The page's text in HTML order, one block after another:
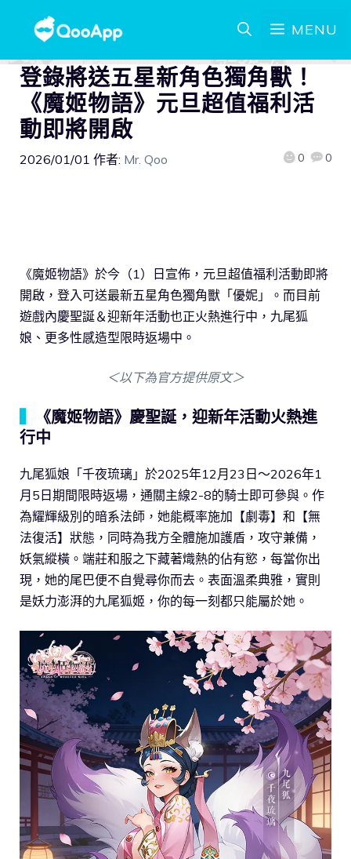
MENU
登錄將送五星新角色獨角獸！
《魔姬物語》元旦超值福利活
動即將開啟
2026/01/01 作者: Mr. Qoo 0 0
《魔姬物語》於今（1）日宣佈，元旦超值福利活動即將
開啟，登入可送最新五星角色獨角獸「優妮」。而目前
遊戲內慶聖誕＆迎新年活動也正火熱進行中，九尾狐
娘、更多性感造型限時返場中。
＜以下為官方提供原文＞
《魔姬物語》慶聖誕，迎新年活動火熱進
行中
九尾狐娘「千夜琉璃」於2025年12月23日～2026年1
月5日期間限時返場，通關主線2-8的騎士即可參與。作
為耀輝級別的暗系法師，她能概率施加【劇毒】和【無
法復活】狀態，同時為我方全體施加護盾，攻守兼備，
妖氣縱橫。端莊和服之下藏著熾熱的佔有慾，每當你出
現，她的尾巴便不自覺尋你而去。表面溫柔典雅，實則
是妖力澎湃的九尾狐姬，你的每一刻都只能屬於她。